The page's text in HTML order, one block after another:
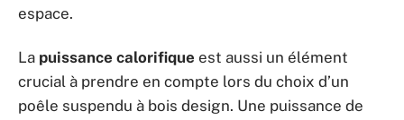
espace.
La puissance calorifique est aussi un élément
crucial à prendre en compte lors du choix d’un
poêle suspendu à bois design. Une puissance de